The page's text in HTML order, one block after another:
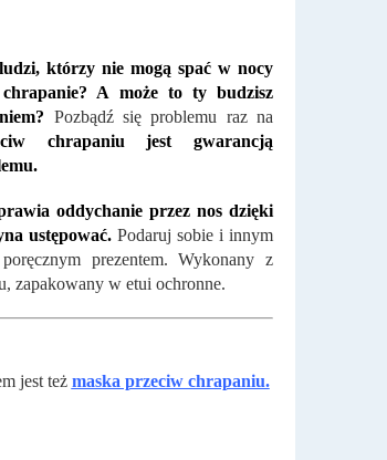
którzy nie mogą spać w nocy
A może to ty budzisz
Pozbądź się problemu raz na
chrapaniu jest gwarancją
oddychanie przez nos dzięki
ustępować.Podaruj sobie i innym
prezentem. Wykonany z
zapakowany w etui ochronne.
jest też maska przeciw chrapaniu.